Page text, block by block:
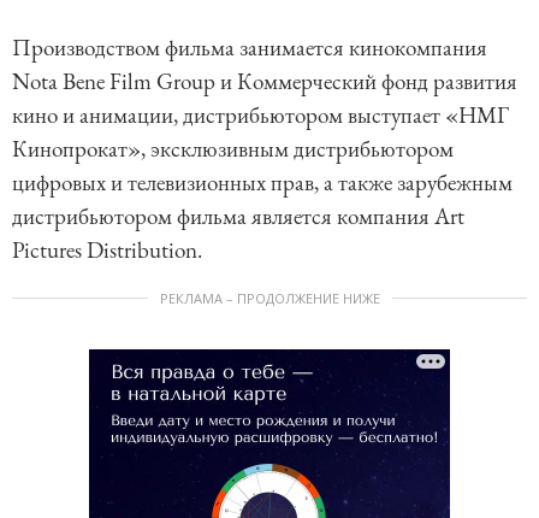
Производством фильма занимается кинокомпания
Nota Bene Film Group и Коммерческий фонд развития
кино и анимации, дистрибьютором выступает «НМГ
Кинопрокат», эксклюзивным дистрибьютором
цифровых и телевизионных прав, а также зарубежным
дистрибьютором фильма является компания Art
Pictures Distribution.
РЕКЛАМА – ПРОДОЛЖЕНИЕ НИЖЕ